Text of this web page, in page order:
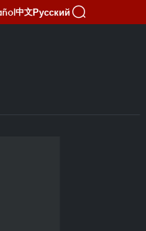
中文Русский